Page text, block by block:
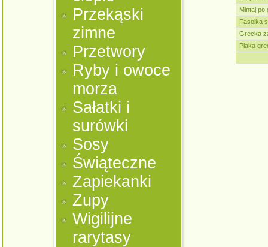
Przekąski
zimne
Przetwory
Ryby i owoce
morza
Sałatki i
surówki
Sosy
Świąteczne
Zapiekanki
Zupy
Wigilijne
rarytasy
Mintaj po
Fasolka
Grecka
Plaka